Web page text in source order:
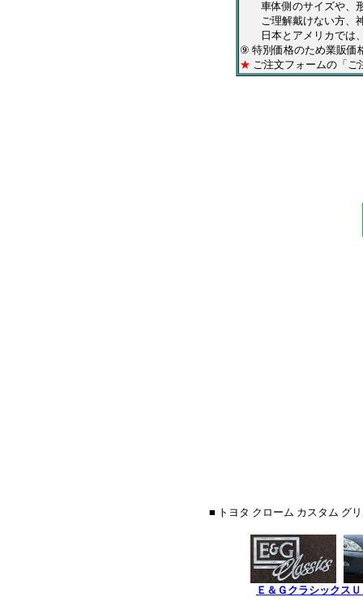
車体側のサイズや、形
ご理解戴けない方、神
日本とアメリカでは、
⑨ 特別価格のため業販価
★ ご注文フォームの「ご
■ トヨタ クローム カスタム グ
Ｅ＆Ｇクラシックス